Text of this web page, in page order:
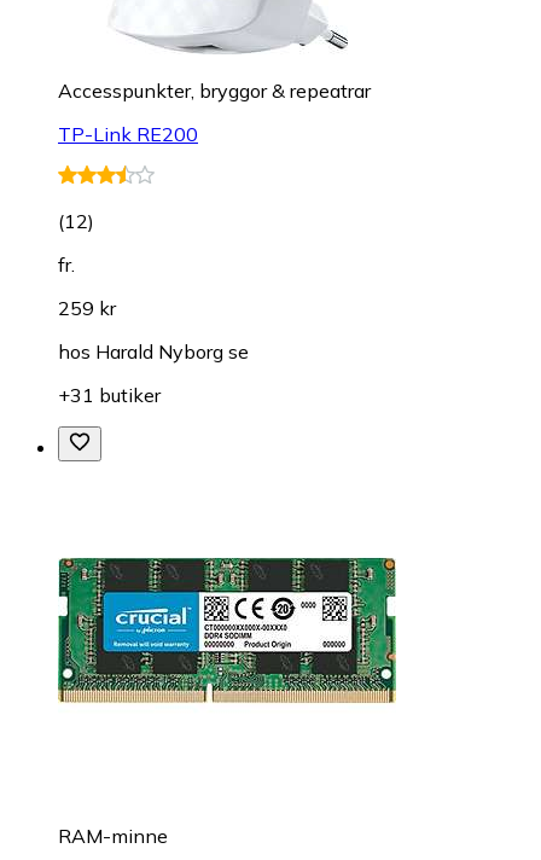
Accesspunkter, bryggor & repeatrar
TP-Link RE200
(12)
fr.
259 kr
hos Harald Nyborg se
+31 butiker
RAM-minne